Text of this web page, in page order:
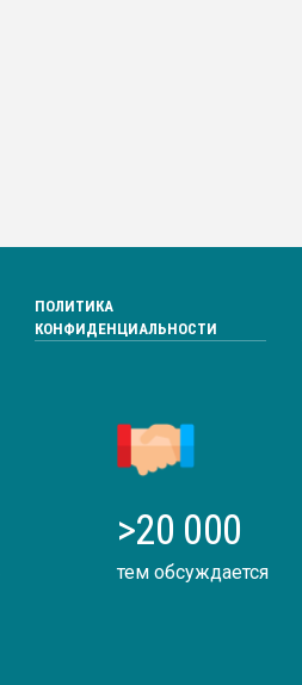
ПОЛИТИКА
КОНФИДЕНЦИАЛЬНОСТИ
>20 000
тем обсуждается